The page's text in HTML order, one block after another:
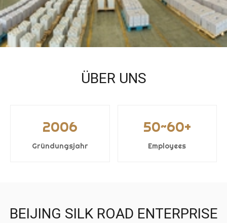
ÜBER UNS
2006
Gründungsjahr
50~60+
Employees
BEIJING SILK ROAD ENTERPRISE